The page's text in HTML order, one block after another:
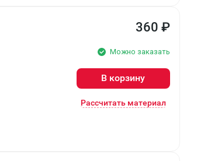
360 ₽
Можно заказать
В корзину
Рассчитать материал